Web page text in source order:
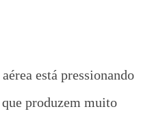
está pressionando
produzem muito